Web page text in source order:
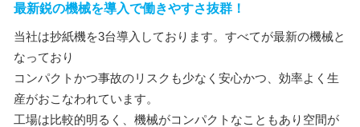
最新鋭の機械を導入で働きやすさ抜群！
当社は抄紙機を3台導入しております。すべてが最新の機械と
なっており
コンパクトかつ事故のリスクも少なく安心かつ、効率よく生
産がおこなわれています。
工場は比較的明るく、機械がコンパクトなこともあり空間が